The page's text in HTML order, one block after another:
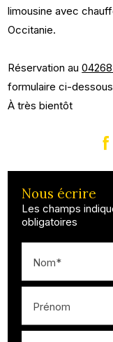
limousine avec
Occitanie.
Réservation au
formulaire ci-dessous
À très bientôt
Nous écrire
Les champs
obligatoires
Nom*
Prénom